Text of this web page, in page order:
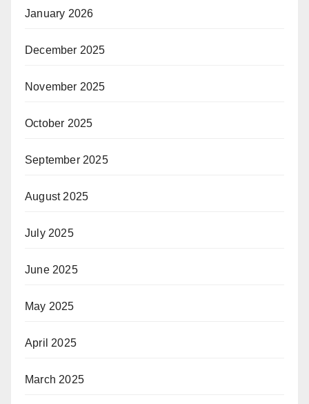
January 2026
December 2025
November 2025
October 2025
September 2025
August 2025
July 2025
June 2025
May 2025
April 2025
March 2025